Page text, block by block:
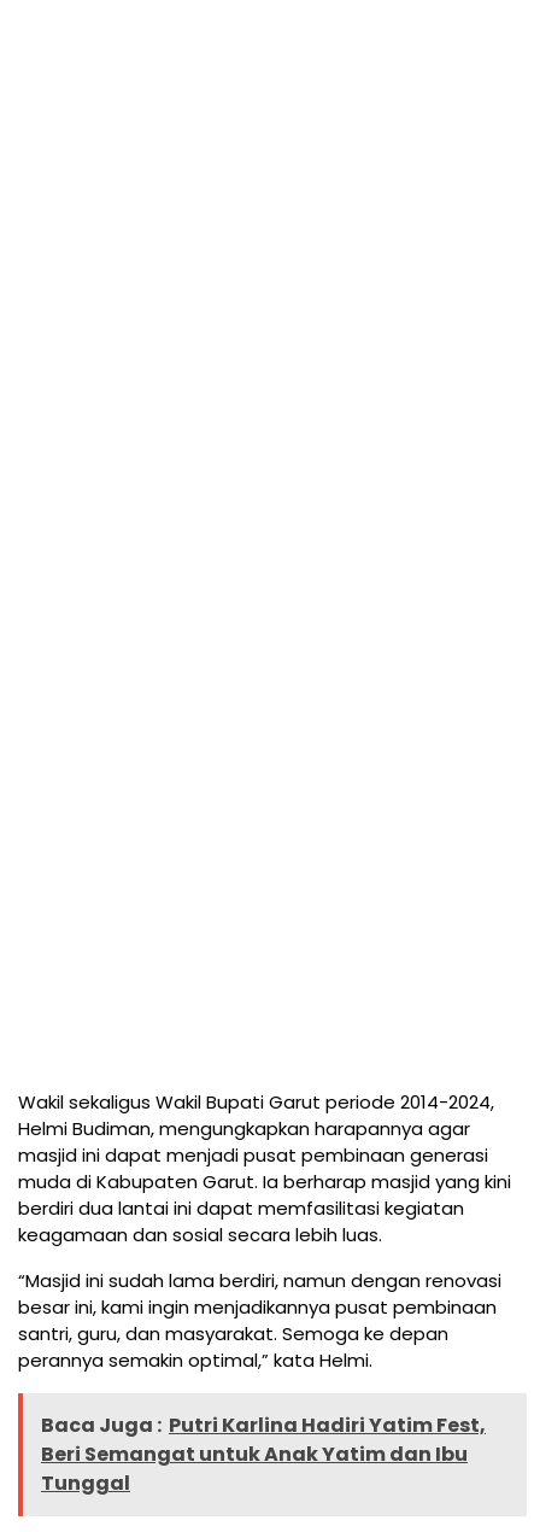
Wakil sekaligus Wakil Bupati Garut periode 2014-2024,
Helmi Budiman, mengungkapkan harapannya agar
masjid ini dapat menjadi pusat pembinaan generasi
muda di Kabupaten Garut. Ia berharap masjid yang kini
berdiri dua lantai ini dapat memfasilitasi kegiatan
keagamaan dan sosial secara lebih luas.
“Masjid ini sudah lama berdiri, namun dengan renovasi
besar ini, kami ingin menjadikannya pusat pembinaan
santri, guru, dan masyarakat. Semoga ke depan
perannya semakin optimal,” kata Helmi.
Baca Juga : Putri Karlina Hadiri Yatim Fest,
Beri Semangat untuk Anak Yatim dan Ibu
Tunggal